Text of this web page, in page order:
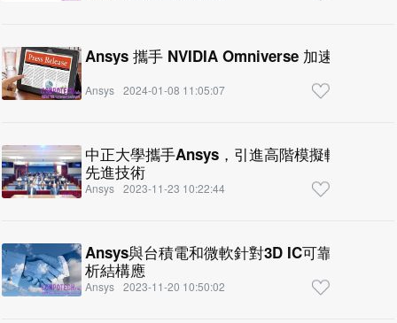
Ansys 攜手 NVIDIA Omniverse 加速自動駕
Ansys 2024-01-08 11:05:07
中正大學攜手Ansys，引進高階模擬軟體，配
先進技術
Ansys 2023-11-23 10:22:44
Ansys與台積電和微軟針對3D IC可靠度合作
析結構應
Ansys 2023-11-20 10:50:02